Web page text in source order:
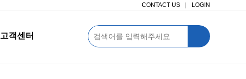
LOGIN
CONTACT US
고객센터